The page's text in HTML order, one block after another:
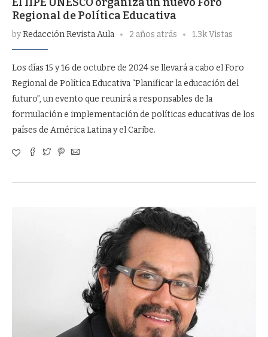
Regional de Política Educativa
byRedacción Revista Aula 2 años atrás 1.3k Vistas
Los días 15 y 16 de octubre de 2024 se llevará a cabo el Foro
Regional de Política Educativa “Planificar la educación del
futuro”, un evento que reunirá a responsables de la
formulación e implementación de políticas educativas de los
países de América Latina y el Caribe.